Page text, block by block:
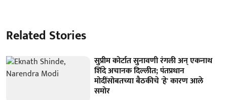
Related Stories
सुप्रीम कोर्टात सुनावणी रंगली अन् एकनाथ
शिंदे अचानक दिल्लीत; पंतप्रधान
मोदींसोबतच्या बैठकीचे 'हे' कारण आले
समोर